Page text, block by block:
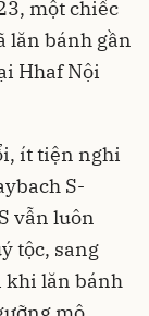
một chiếc
lăn bánh gần
Hhaf Nội
ít tiện nghi
S-
vẫn luôn
tộc, sang
khi lăn bánh